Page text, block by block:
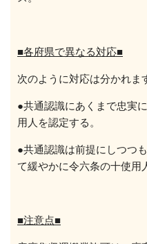
■各府県で異なる対応■
次のように対応は分かれま
●共通認識にあくまで忠実
用人を認定する。
●共通認識は前提にしつつ
て緩やかに令六条の十使用
■注意点■